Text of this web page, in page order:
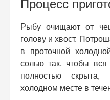
Процесс
Рыбу очищают от
голову и хвост.
в проточной
солью так, чтобы
полностью
холодном месте в